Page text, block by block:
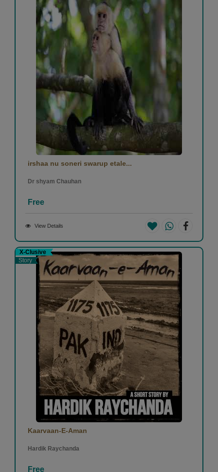
irshaa nu soneri swarup etale...
Dr shyam Chauhan
Free
View Details
X-Clusive
Story
Kaarvaan-E-Aman
Hardik Raychanda
Free